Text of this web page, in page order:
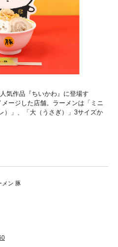
気作品『ちいかわ』に登場す
メージした店舗。ラーメンは「ミニ
）」、「大（うさぎ）」3サイズか
メン 豚